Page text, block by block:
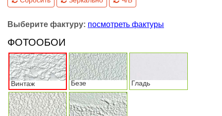
Выберите фактуру: посмотреть фактуры
ФОТООБОИ
Винтаж Безе Гладь